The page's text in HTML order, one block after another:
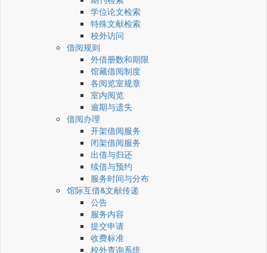
学位论文检索
特殊文献检索
校外访问
借阅规则
外借册数和期限
馆藏借阅制度
各阅览室规章
室内阅览
逾期与遗失
借阅办理
开架借阅服务
闭架借阅服务
出借与归还
续借与预约
服务时间与分布
馆际互借&文献传递
公告
服务内容
提交申请
收费标准
校外查询系统